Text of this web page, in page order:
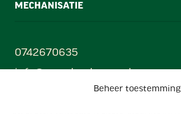
Beheer toestemming
MECHANISATIE
0742670635
info@ezendamborne.nl